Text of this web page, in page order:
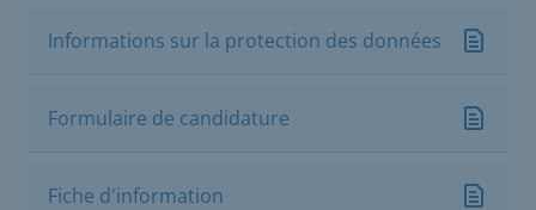
Informations sur la protection des données
Formulaire de candidature
Fiche d'information